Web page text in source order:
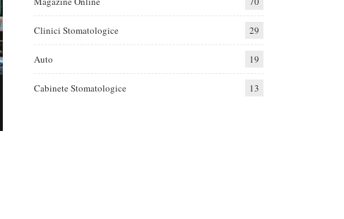
Clinici Stomatologice 29
Auto 19
Cabinete Stomatologice 13